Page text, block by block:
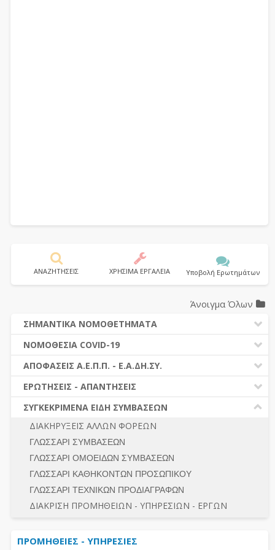
ΑΝΑΖΗΤΗΣΕΙΣ ΧΡΗΣΙΜΑ ΕΡΓΑΛΕΙΑ Υποβολή Ερωτημάτων
Άνοιγμα Όλων
ΣΗΜΑΝΤΙΚΑ ΝΟΜΟΘΕΤΗΜΑΤΑ
ΔΗΜΟΣΙΕΣ ΣΥΜΒΑΣΕΙΣ (Ν. 4412/2016)
ΔΗΜΟΤΙΚΟΣ ΚΩΔΙΚΑΣ (Ν.3463/2006)
ΚΑΛΛΙΚΡΑΤΗΣ (Ν.3852/2010)
ΝΟΜΟΘΕΣΙΑ - ΝΟΜΟΛΟΓΙΑ (ΣΥΝΟΛΟ)
ΝΟΜΟΘΕΣΙΑ COVID-19
ΝΟΜΟΘΕΣΙΑ - ΝΟΜΟΛΟΓΙΑ COVID -19
ΕΡΩΤΗΣΕΙΣ - ΑΠΑΝΤΗΣΕΙΣ
ΑΠΟΦΑΣΕΙΣ Α.Ε.Π.Π. - Ε.Α.ΔΗ.ΣΥ.
ΠΡΟΔΙΚΑΣΤΙΚΗ ΠΡΟΣΦΥΓΗ
ΓΕΝΙΚΟΙ ΚΑΝΟΝΕΣ
ΔΙΚΑΙΟΥΜΕΝΟΙ ΣΥΜΜΕΤΟΧΗΣ
ΠΡΟΣΦΟΡΕΣ – ΔΙΚΑΙΟΛΟΓΗΤΙΚΑ ΣΥΜΜΕΤΟΧΗΣ
ΔΙΕΞΑΓΩΓΗ ΔΙΑΔΙΚΑΣΙΑΣ
ΕΣΗΔΗΣ – ΚΗΜΔΗΣ
ΠΕΡΙΛΗΨΕΙΣ ΑΠΟΦΑΣΕΩΝ Α.Ε.Π.Π. - Ε.Α.ΔΗ.ΣΥ.
ΣΥΝΟΛΟ
ΕΡΩΤΗΣΕΙΣ - ΑΠΑΝΤΗΣΕΙΣ
Ν. 4782/2021 - ΤΡΟΠΟΠΟΙΗΣΗ 4412/2016
ΔΙΕΞΑΓΩΓΗ ΔΙΑΔΙΚΑΣΙΑΣ
ΔΙΑΔΙΚΑΣΙΕΣ ΑΝΑΘΕΣΗΣ
ΓΕΝΙΚΟΙ ΚΑΝΟΝΕΣ
ΠΡΟΕΤΟΙΜΑΣΙΑ - ΔΗΜΟΣΙΟΤΗΤΑ
ΛΟΓΟΙ ΑΠΟΚΛΕΙΣΜΟΥ-ΔΙΚΑΙΟΥΜΕΝΟΙ ΣΥΜΜΕΤΟΧΗΣ
ΠΡΟΣΦΟΡΕΣ - ΔΙΚΑΙΟΛΟΓΗΤΙΚΑ ΣΥΜΜΕΤΟΧΗΣ
ΣΥΓΚΕΚΡΙΜΕΝΑ ΕΙΔΗ ΣΥΜΒΑΣΕΩΝ
ΔΙΑΚΗΡΥΞΕΙΣ ΑΛΛΩΝ ΦΟΡΕΩΝ
ΓΛΩΣΣΑΡΙ ΣΥΜΒΑΣΕΩΝ
ΓΛΩΣΣΑΡΙ ΟΜΟΕΙΔΩΝ ΣΥΜΒΑΣΕΩΝ
ΓΛΩΣΣΑΡΙ ΚΑΘΗΚΟΝΤΩΝ ΠΡΟΣΩΠΙΚΟΥ
ΓΛΩΣΣΑΡΙ ΤΕΧΝΙΚΩΝ ΠΡΟΔΙΑΓΡΑΦΩΝ
ΔΙΑΚΡΙΣΗ ΠΡΟΜΗΘΕΙΩΝ - ΥΠΗΡΕΣΙΩΝ - ΕΡΓΩΝ
ΠΡΟΜΗΘΕΙΕΣ - ΥΠΗΡΕΣΙΕΣ